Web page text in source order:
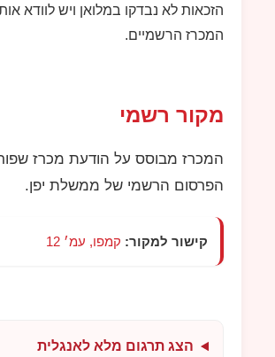
הזכאות לא נבדקו במלואן ויש לוודא
המכרז הרשמיים.
מקור רשמי
המכרז מבוסס על הודעת מכרז
הפרסום הרשמי של ממשלת יפן.
קישור למקור: קמפו, עמ׳ 12
הצג תרגום מלא לאנגלית